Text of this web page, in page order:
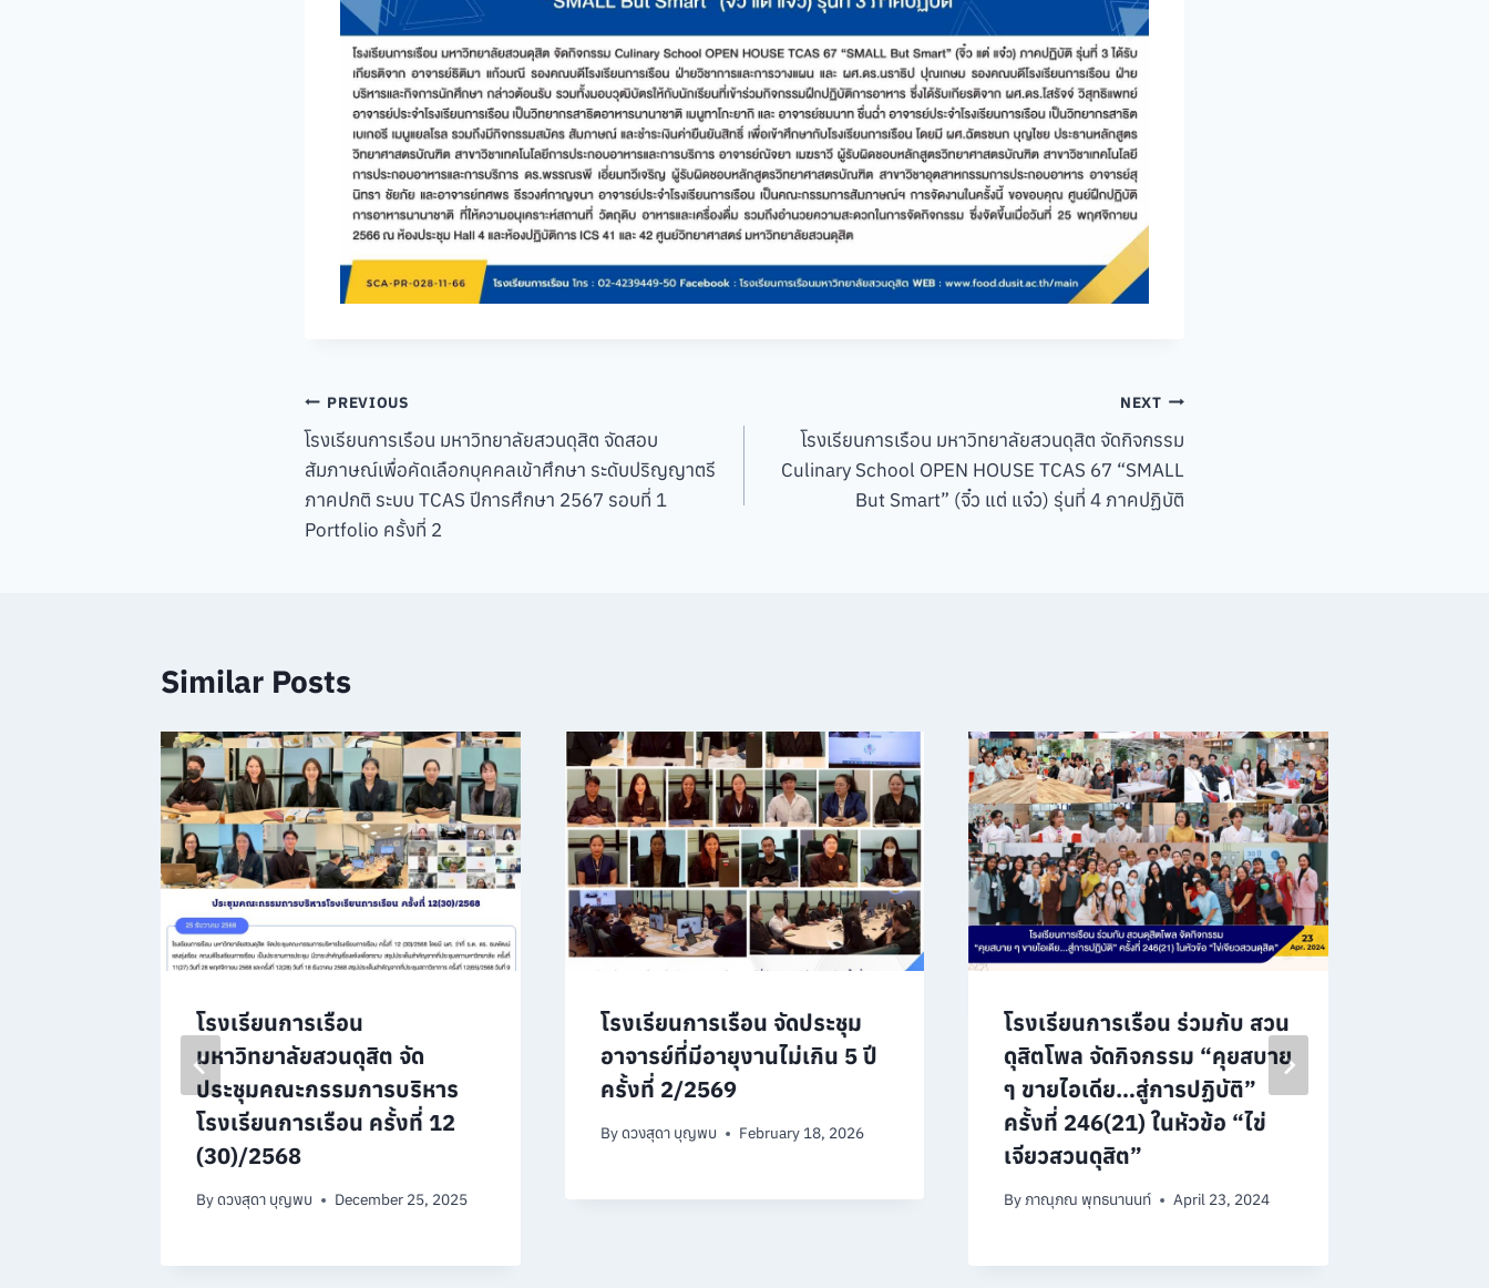
Post
navigation
PREVIOUS
โรงเรียนการเรือน มหาวิทยาลัยสวนดุสิต จัดสอบ
สัมภาษณ์เพื่อคัดเลือกบุคคลเข้าศึกษา ระดับปริญญาตรี
ภาคปกติ ระบบ TCAS ปีการศึกษา 2567 รอบที่ 1
Portfolio ครั้งที่ 2
NEXT
โรงเรียนการเรือน มหาวิทยาลัยสวนดุสิต จัดกิจกรรม
Culinary School OPEN HOUSE TCAS 67 “SMALL
But Smart” (จิ๋ว แต่ แจ๋ว) รุ่นที่ 4 ภาคปฏิบัติ
Similar Posts
โรงเรียนการเรือน
มหาวิทยาลัยสวนดุสิต จัด
ประชุมคณะกรรมการบริหาร
โรงเรียนการเรือน ครั้งที่ 12
(30)/2568
Byดวงสุดา บุญพบ December 25, 2025
โรงเรียนการเรือน จัดประชุม
อาจารย์ที่มีอายุงานไม่เกิน 5 ปี
ครั้งที่ 2/2569
Byดวงสุดา บุญพบ February 18, 2026
โรงเรียนการเรือน ร่วมกับ สวน
ดุสิตโพล จัดกิจกรรม “คุยสบาย
ๆ ขายไอเดีย…สู่การปฏิบัติ”
ครั้งที่ 246(21) ในหัวข้อ “ไข่
เจียวสวนดุสิต”
Byภาณุภณ พุทธนานนท์ April 23, 2024